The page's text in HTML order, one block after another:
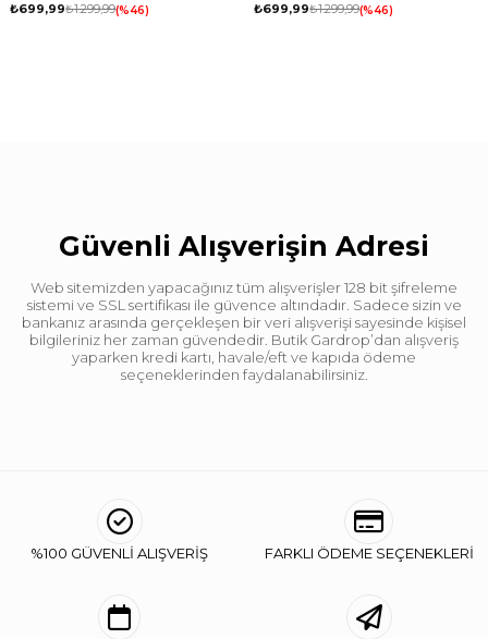
₺699,99₺1.299,99 %46 ₺699,99₺1.299,99 %46
Güvenli Alışverişin Adresi
Web sitemizden yapacağınız tüm alışverişler 128 bit şifreleme
sistemi ve SSL sertifikası ile güvence altındadır. Sadece sizin ve
bankanız arasında gerçekleşen bir veri alışverişi sayesinde kişisel
bilgileriniz her zaman güvendedir. Butik Gardrop’dan alışveriş
yaparken kredi kartı, havale/eft ve kapıda ödeme
seçeneklerinden faydalanabilirsiniz.
%100 GÜVENLİ ALIŞVERİŞ FARKLI ÖDEME SEÇENEKLERİ